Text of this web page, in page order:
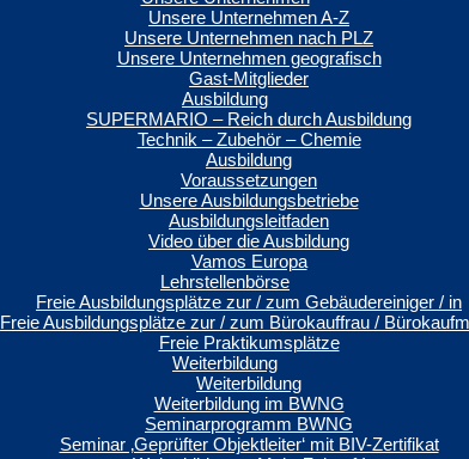
Unsere Unternehmen A-Z
Unsere Unternehmen nach PLZ
Unsere Unternehmen geografisch
Gast-Mitglieder
Ausbildung
SUPERMARIO – Reich durch Ausbildung
Technik – Zubehör – Chemie
Ausbildung
Voraussetzungen
Unsere Ausbildungsbetriebe
Ausbildungsleitfaden
Video über die Ausbildung
Vamos Europa
Lehrstellenbörse
Freie Ausbildungsplätze zur / zum Gebäudereiniger / in
Freie Ausbildungsplätze zur / zum Bürokauffrau /
Freie Praktikumsplätze
Weiterbildung
Weiterbildung
Weiterbildung im BWNG
Seminarprogramm BWNG
Seminar ‚Geprüfter Objektleiter‘ mit BIV-Zertifikat